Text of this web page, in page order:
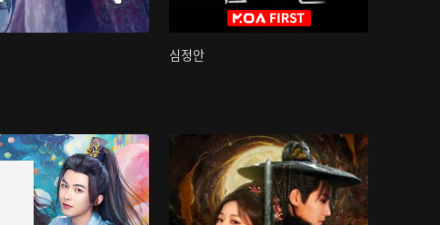
심정안